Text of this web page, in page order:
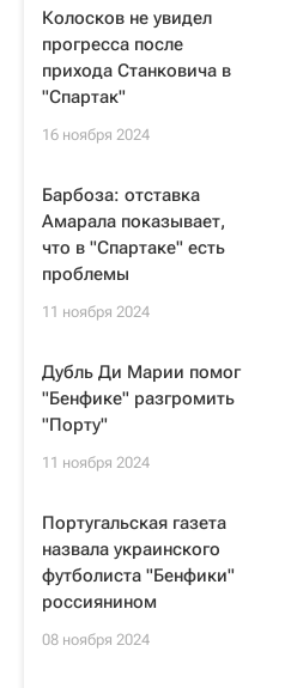
Колосков не увидел
прогресса после
прихода Станковича в
"Спартак"
16 ноября 2024
Барбоза: отставка
Амарала показывает,
что в "Спартаке" есть
проблемы
11 ноября 2024
Дубль Ди Марии помог
"Бенфике" разгромить
"Порту"
11 ноября 2024
Португальская газета
назвала украинского
футболиста "Бенфики"
россиянином
08 ноября 2024